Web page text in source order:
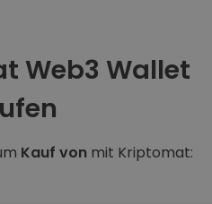
Web3 Wallet
Kauf von mit Kriptomat: